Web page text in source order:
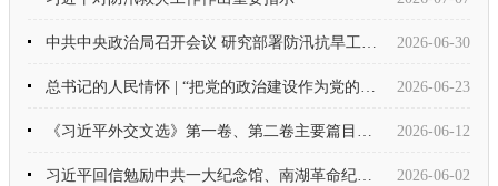
中共中央政治局召开会议 研究部署防汛抗旱工作 中共中央总书记习近平主持会议 2026-06-30
总书记的人民情怀 | “把党的政治建设作为党的根本性建设” 2026-06-23
《习近平外交文选》第一卷、第二卷主要篇目介绍 2026-06-12
习近平回信勉励中共一大纪念馆、南湖革命纪念馆少先队红领巾讲解员：传承红色基因增长知识本领 在新征程上跑好历史接力赛 祝全国 2026-06-02